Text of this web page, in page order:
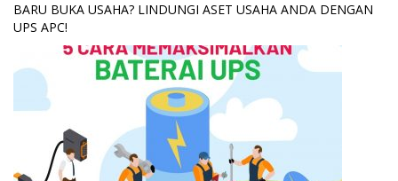
BARU BUKA USAHA? LINDUNGI ASET USAHA ANDA DENGAN
UPS APC!